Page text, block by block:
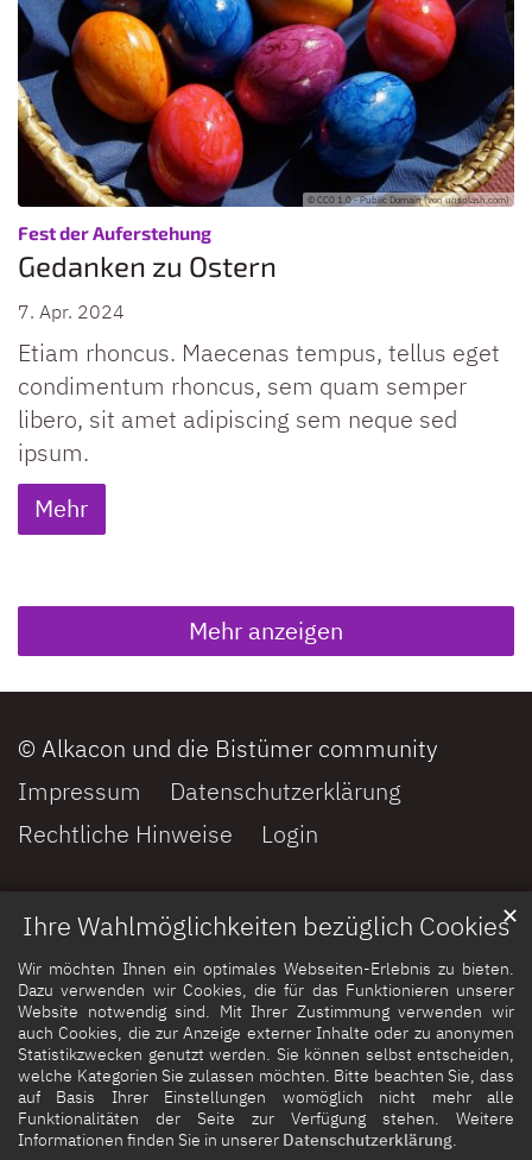
Ihre Wahlmöglichkeiten bezüglich Cookies
Wir möchten Ihnen ein optimales Webseiten-Erlebnis zu bieten.
Dazu verwenden wir Cookies, die für das Funktionieren unserer
Website notwendig sind. Mit Ihrer Zustimmung verwenden wir
auch Cookies, die zur Anzeige externer Inhalte oder zu anonymen
Statistikzwecken genutzt werden. Sie können selbst entscheiden,
welche Kategorien Sie zulassen möchten. Bitte beachten Sie, dass
auf Basis Ihrer Einstellungen womöglich nicht mehr alle
Funktionalitäten der Seite zur Verfügung stehen. Weitere
Informationen finden Sie in unserer Datenschutzerklärung.
✕
© CC0 1.0 - Public Domain (von unsplash.com)
Fest der Auferstehung:
Gedanken zu Ostern
7. Apr. 2024
Etiam rhoncus. Maecenas tempus, tellus eget
condimentum rhoncus, sem quam semper
libero, sit amet adipiscing sem neque sed
ipsum.
Mehr
Mehr anzeigen
© Alkacon und die Bistümer community
Impressum
Datenschutzerklärung
Rechtliche Hinweise
Login